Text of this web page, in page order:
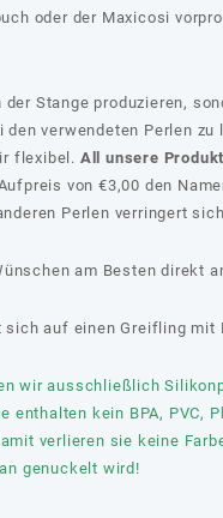
oder der Maxicosi
Stange produzieren,
verwendeten Perlen
flexibel. All unsere
von €3,00 den
Perlen verringert
am Besten direkt
sich auf einen Greifling mit
wir ausschließlich
enthalten kein BPA, PVC,
verlieren sie keine
genuckelt wird!